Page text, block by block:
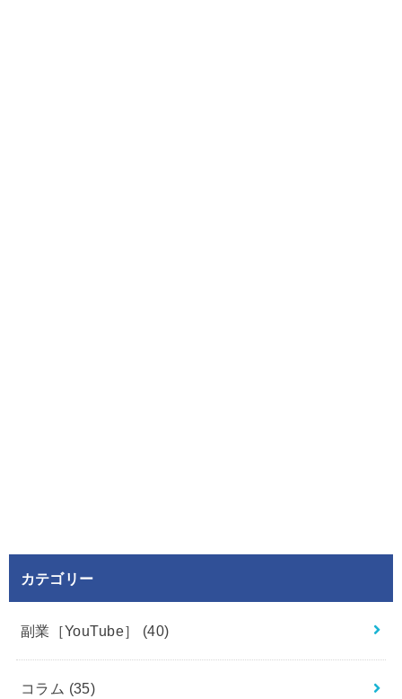
カテゴリー
副業［YouTube］ (40)
コラム (35)